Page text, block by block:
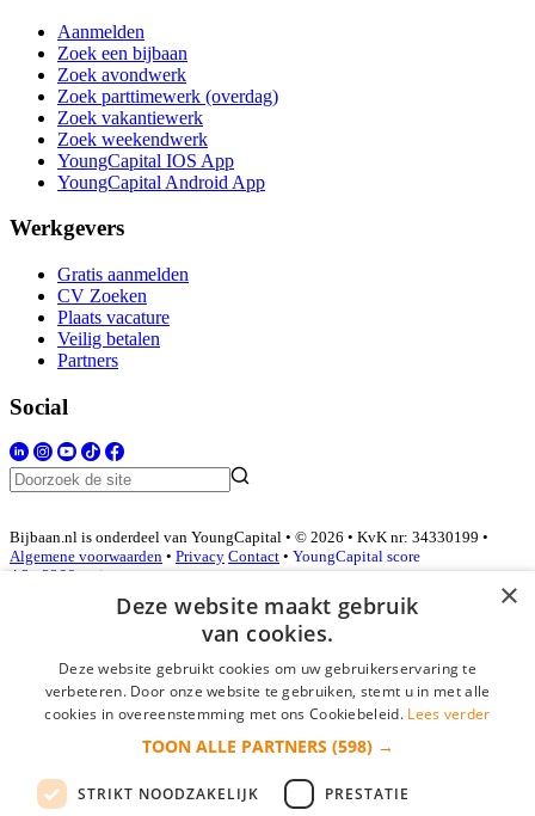
Aanmelden
Zoek een bijbaan
Zoek avondwerk
Zoek parttimewerk (overdag)
Zoek vakantiewerk
Zoek weekendwerk
YoungCapital IOS App
YoungCapital Android App
Werkgevers
Gratis aanmelden
CV Zoeken
Plaats vacature
Veilig betalen
Partners
Social
Bijbaan.nl is onderdeel van YoungCapital • © 2026 • KvK nr: 34330199 •
Algemene voorwaarden • Privacy Contact • YoungCapital score
4.3 - 3366 reviews
Inloggen als bedrijf
*
login gegevens onthouden
×
Deze website maakt gebruik
van cookies.
Deze website gebruikt cookies om uw gebruikerservaring te
verbeteren. Door onze website te gebruiken, stemt u in met alle
cookies in overeenstemming met ons Cookiebeleid. Lees verder
TOON ALLE PARTNERS (598) →
STRIKT NOODZAKELIJK PRESTATIE